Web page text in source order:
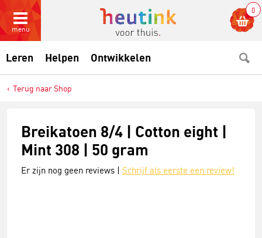
menu
0
Leren Helpen Ontwikkelen
Terug naar Shop
Breikatoen 8/4 | Cotton eight |
Mint 308 | 50 gram
Er zijn nog geen reviews | Schrijf als eerste een review!